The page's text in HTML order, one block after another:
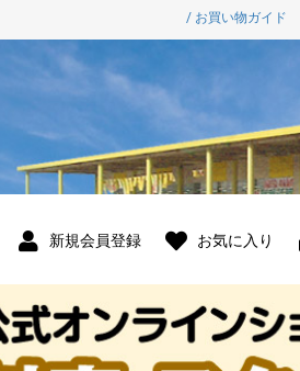
/ お買い物ガイド
新規会員登録 お気に入り